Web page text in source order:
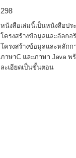
298
หนังสือเล่มนี้เป็นหนังสือปร
โครงสร้างข้อมูลและอัลกอ
โครงสร้างข้อมูลและหลัก
ภาษาC และภาษา Java พ
ละเอียดเป็นขั้นตอน